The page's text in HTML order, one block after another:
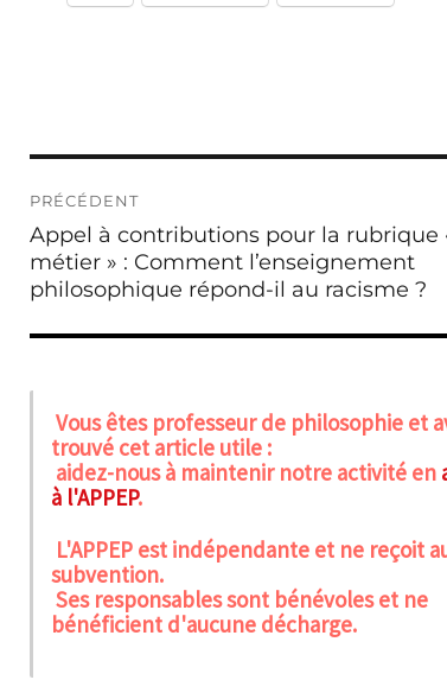
PRÉCÉDENT
Appel à contributions pour la rubrique
métier » : Comment l’enseignement
philosophique répond-il au racisme ?
Vous êtes professeur de philosophie et
trouvé cet article utile :
aidez-nous à maintenir notre activité en
à l'APPEP.
L'APPEP est indépendante et ne reçoit
subvention.
Ses responsables sont bénévoles et ne
bénéficient d'aucune décharge.